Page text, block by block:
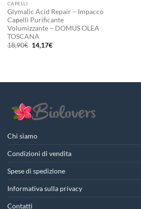
CAPELLI
Glymalic Acid Repair – Impacco
Capelli Purificante
Volumizzante – DOMUS OLEA
TOSCANA
18,90€ Il
prezzo
14,17€Il
Chi siamo
Condizioni di vendita
Spese di spedizione
Informativa sulla privacy
Contatti